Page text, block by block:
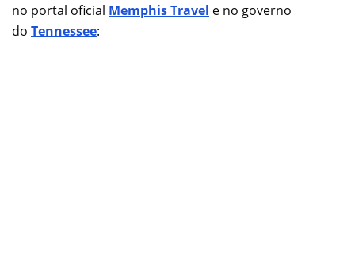
no portal oficial Memphis Travel e no governo
do Tennessee: